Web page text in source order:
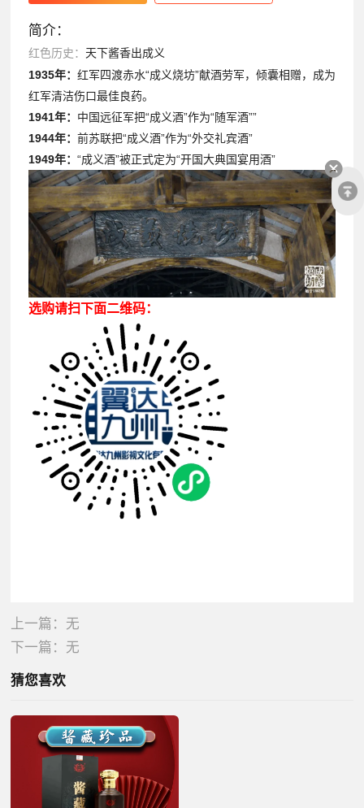
简介：
红色历史： 天下酱香出成义
1935年： 红军四渡赤水“成义烧坊”献酒劳军，倾囊相赠，成为
红军清洁伤口最佳良药。
1941年： 中国远征军把“成义酒”作为“随军酒””
1944年： 前苏联把“成义酒”作为“外交礼宾酒”
1949年： “成义酒”被正式定为“开国大典国宴用酒”
选购请扫下面二维码：
上一篇：无
下一篇：无
猜您喜欢